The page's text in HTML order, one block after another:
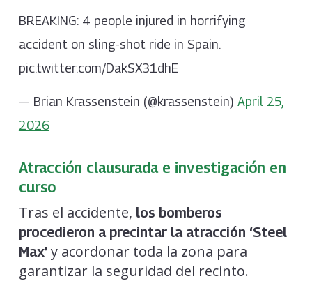
BREAKING: 4 people injured in horrifying
accident on sling-shot ride in Spain.
pic.twitter.com/DakSX31dhE
— Brian Krassenstein (@krassenstein) April 25,
2026
Atracción clausurada e investigación en
curso
Tras el accidente, los bomberos
procedieron a precintar la atracción ‘Steel
Max’ y acordonar toda la zona para
garantizar la seguridad del recinto.